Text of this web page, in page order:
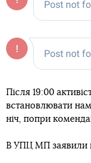
Після 19:00
встановлювати
ніч, попри
В УПЦ МП заявили